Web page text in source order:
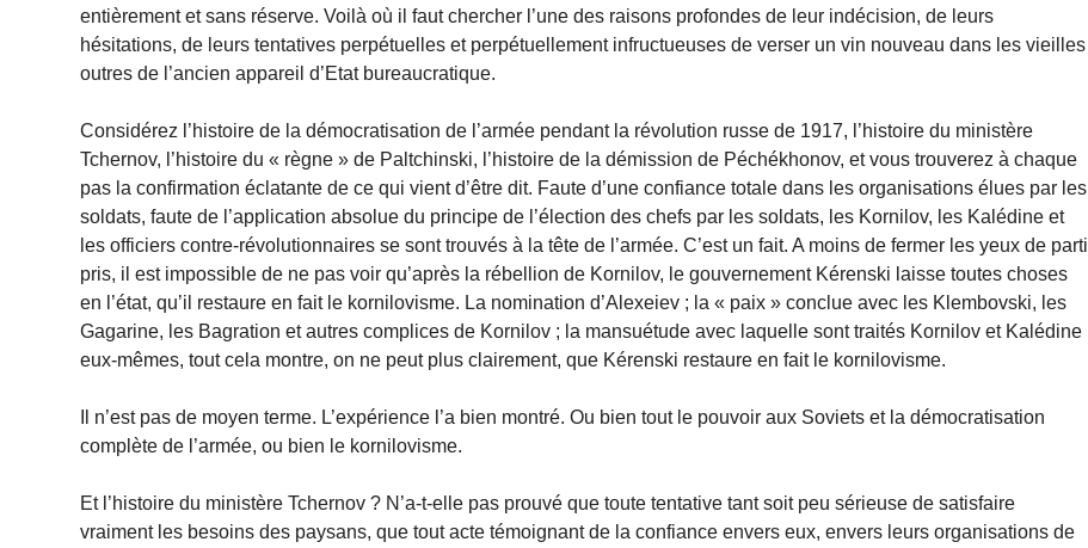
entièrement et sans réserve. Voilà où il faut chercher l’une des raisons profondes de leur indécision, de leurs
hésitations, de leurs tentatives perpétuelles et perpétuellement infructueuses de verser un vin nouveau dans les vieilles
outres de l’ancien appareil d’Etat bureaucratique.
Considérez l’histoire de la démocratisation de l’armée pendant la révolution russe de 1917, l’histoire du ministère
Tchernov, l’histoire du « règne » de Paltchinski, l’histoire de la démission de Péchékhonov, et vous trouverez à chaque
pas la confirmation éclatante de ce qui vient d’être dit. Faute d’une confiance totale dans les organisations élues par les
soldats, faute de l’application absolue du principe de l’élection des chefs par les soldats, les Kornilov, les Kalédine et
les officiers contre-révolutionnaires se sont trouvés à la tête de l’armée. C’est un fait. A moins de fermer les yeux de parti
pris, il est impossible de ne pas voir qu’après la rébellion de Kornilov, le gouvernement Kérenski laisse toutes choses
en l’état, qu’il restaure en fait le kornilovisme. La nomination d’Alexeiev ; la « paix » conclue avec les Klembovski, les
Gagarine, les Bagration et autres complices de Kornilov ; la mansuétude avec laquelle sont traités Kornilov et Kalédine
eux-mêmes, tout cela montre, on ne peut plus clairement, que Kérenski restaure en fait le kornilovisme.
Il n’est pas de moyen terme. L’expérience l’a bien montré. Ou bien tout le pouvoir aux Soviets et la démocratisation
complète de l’armée, ou bien le kornilovisme.
Et l’histoire du ministère Tchernov ? N’a-t-elle pas prouvé que toute tentative tant soit peu sérieuse de satisfaire
vraiment les besoins des paysans, que tout acte témoignant de la confiance envers eux, envers leurs organisations de